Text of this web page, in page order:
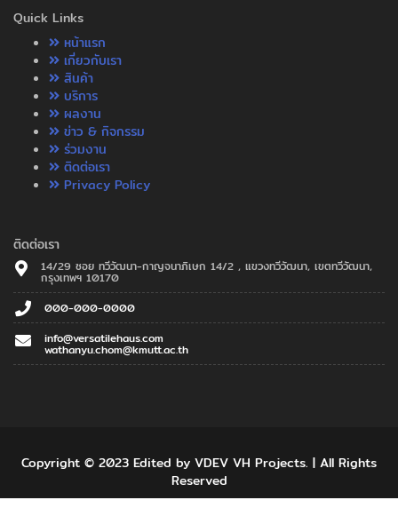
Quick Links
หน้าแรก
เกี่ยวกับเรา
สินค้า
บริการ
ผลงาน
ข่าว & กิจกรรม
ร่วมงาน
ติดต่อเรา
Privacy Policy
ติดต่อเรา
14/29 ซอย ทวีวัฒนา-กาญจนาภิเษก 14/2 , แขวงทวีวัฒนา, เขตทวีวัฒนา,
กรุงเทพฯ 10170
000-000-0000
info@versatilehaus.com
wathanyu.chom@kmutt.ac.th
Copyright © 2023 Edited by VDEV VH Projects. | All Rights
Reserved